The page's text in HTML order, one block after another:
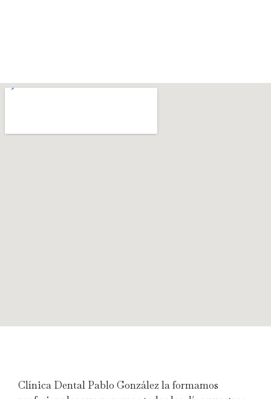
Clínica Dental Pablo González la formamos